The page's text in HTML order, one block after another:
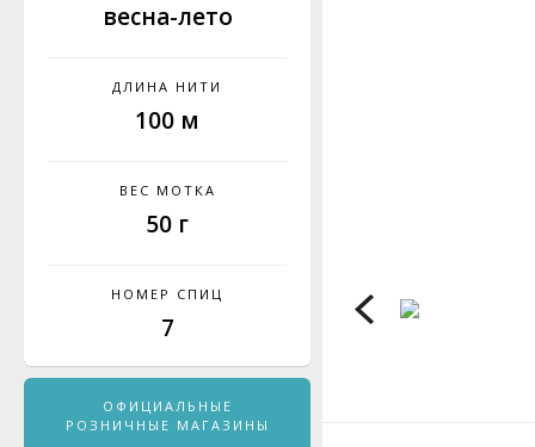
весна-лето
ДЛИНА НИТИ
100 м
ВЕС МОТКА
50 г
НОМЕР СПИЦ
7
ОФИЦИАЛЬНЫЕ
РОЗНИЧНЫЕ МАГАЗИНЫ